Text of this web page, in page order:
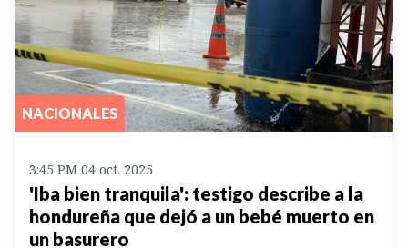
NACIONALES
3:45 PM 04 oct. 2025
'Iba bien tranquila': testigo describe a la
hondureña que dejó a un bebé muerto en
un basurero